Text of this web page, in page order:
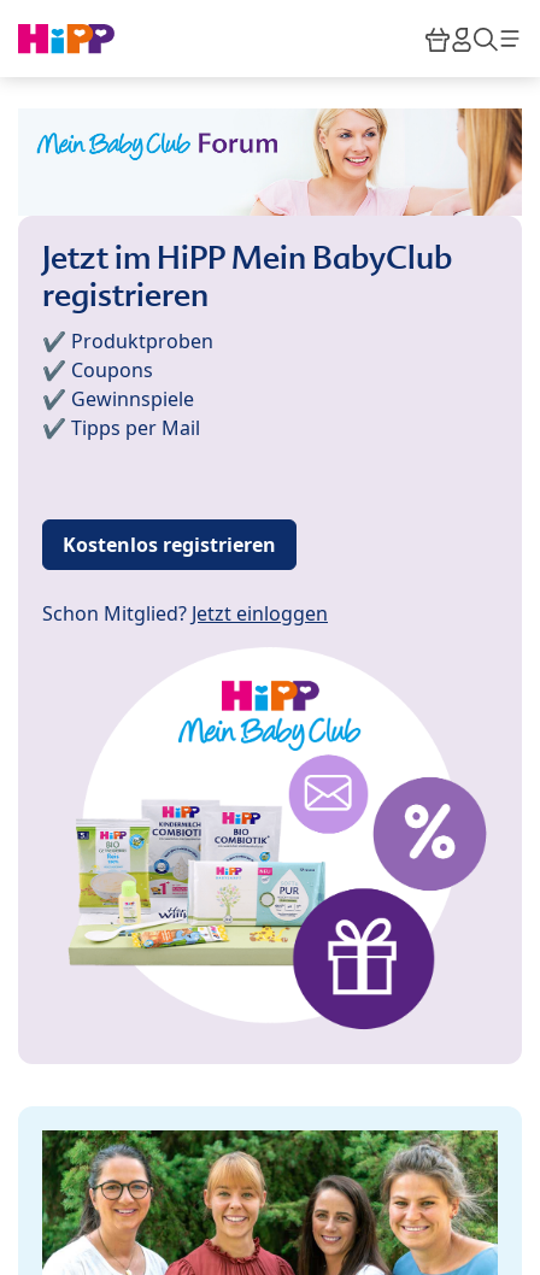
HiPP
Jetzt im HiPP Mein BabyClub
registrieren
✔️ Produktproben
✔️ Coupons
✔️ Gewinnspiele
✔️ Tipps per Mail
Kostenlos registrieren
Schon Mitglied? Jetzt einloggen